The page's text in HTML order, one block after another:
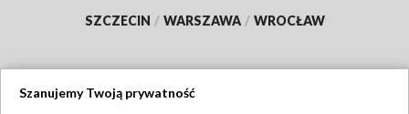
SZCZECIN / WARSZAWA / WROCŁAW
Szanujemy Twoją prywatność